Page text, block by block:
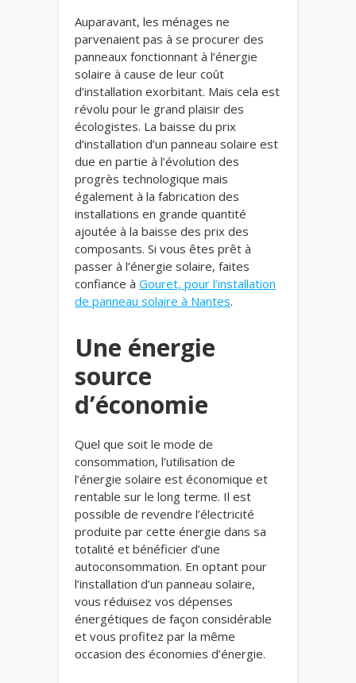
Auparavant, les ménages ne
parvenaient pas à se procurer des
panneaux fonctionnant à l’énergie
solaire à cause de leur coût
d’installation exorbitant. Mais cela est
révolu pour le grand plaisir des
écologistes. La baisse du prix
d’installation d’un panneau solaire est
due en partie à l’évolution des
progrès technologique mais
également à la fabrication des
installations en grande quantité
ajoutée à la baisse des prix des
composants. Si vous êtes prêt à
passer à l’énergie solaire, faites
confiance à Gouret, pour l’installation
de panneau solaire à Nantes.
Une énergie
source
d’économie
Quel que soit le mode de
consommation, l’utilisation de
l’énergie solaire est économique et
rentable sur le long terme. Il est
possible de revendre l’électricité
produite par cette énergie dans sa
totalité et bénéficier d’une
autoconsommation. En optant pour
l’installation d’un panneau solaire,
vous réduisez vos dépenses
énergétiques de façon considérable
et vous profitez par la même
occasion des économies d’énergie.